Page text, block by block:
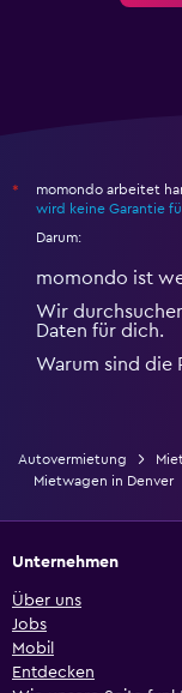
*
momondo arbeitet
wird keine Garantie
Darum:
momondo ist
Wir
Daten für dich.
Warum sind die
Autovermietung
Mietwagen in Denver
Unternehmen
Über uns
Jobs
Mobil
Entdecken